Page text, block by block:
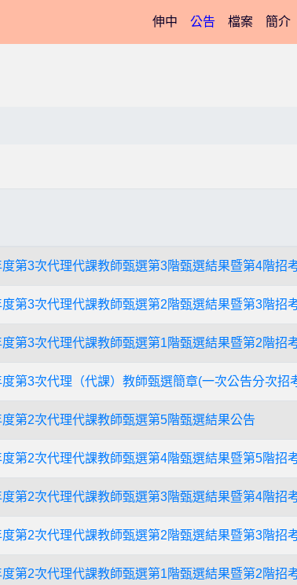
伸中(current)
公告 檔案 簡介
第3次代理代課教師甄選第3階甄選結果暨第4階招
第3次代理代課教師甄選第2階甄選結果暨第3階招
第3次代理代課教師甄選第1階甄選結果暨第2階招
第3次代理（代課）教師甄選簡章(一次公告分次招
第2次代理代課教師甄選第5階甄選結果公告
第2次代理代課教師甄選第4階甄選結果暨第5階招
第2次代理代課教師甄選第3階甄選結果暨第4階招
第2次代理代課教師甄選第2階甄選結果暨第3階招
第2次代理代課教師甄選第1階甄選結果暨第2階招